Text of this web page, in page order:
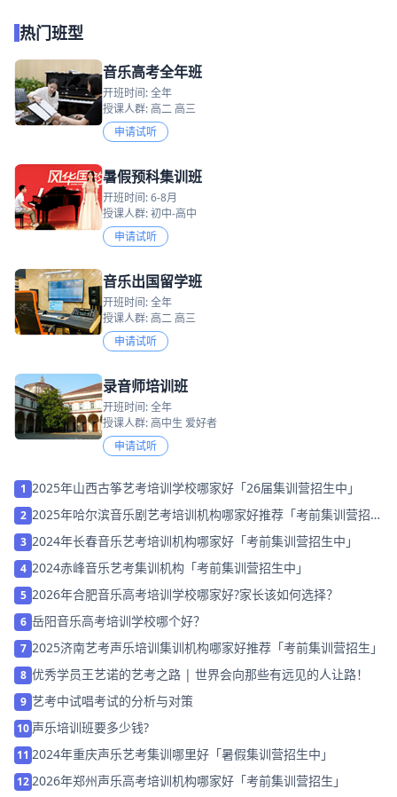
热门班型
音乐高考全年班
开班时间: 全年
授课人群: 高二 高三
申请试听
暑假预科集训班
开班时间: 6-8月
授课人群: 初中-高中
申请试听
音乐出国留学班
开班时间: 全年
授课人群: 高二 高三
申请试听
录音师培训班
开班时间: 全年
授课人群: 高中生 爱好者
申请试听
1 2025年山西古筝艺考培训学校哪家好「26届集训营招生中」
2 2025年哈尔滨音乐剧艺考培训机构哪家好推荐「考前集训营招
生」
3 2024年长春音乐艺考培训机构哪家好「考前集训营招生中」
4 2024赤峰音乐艺考集训机构「考前集训营招生中」
5 2026年合肥音乐高考培训学校哪家好?家长该如何选择？
6 岳阳音乐高考培训学校哪个好？
7 2025济南艺考声乐培训集训机构哪家好推荐「考前集训营招生」
8 优秀学员王艺诺的艺考之路 | 世界会向那些有远见的人让路！
9 艺考中试唱考试的分析与对策
10 声乐培训班要多少钱?
11 2024年重庆声乐艺考集训哪里好「暑假集训营招生中」
12 2026年郑州声乐高考培训机构哪家好「考前集训营招生」